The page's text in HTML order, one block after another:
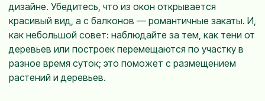
дизайне. Убедитесь, что из окон открывается
красивый вид, а с балконов — романтичные закаты. И,
как небольшой совет: наблюдайте за тем, как тени от
деревьев или построек перемещаются по участку в
разное время суток; это поможет с размещением
растений и деревьев.